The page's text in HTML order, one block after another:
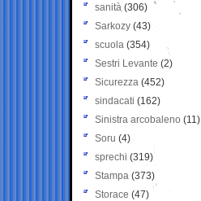
sanità (306)
Sarkozy (43)
scuola (354)
Sestri Levante (2)
Sicurezza (452)
sindacati (162)
Sinistra arcobaleno (11)
Soru (4)
sprechi (319)
Stampa (373)
Storace (47)